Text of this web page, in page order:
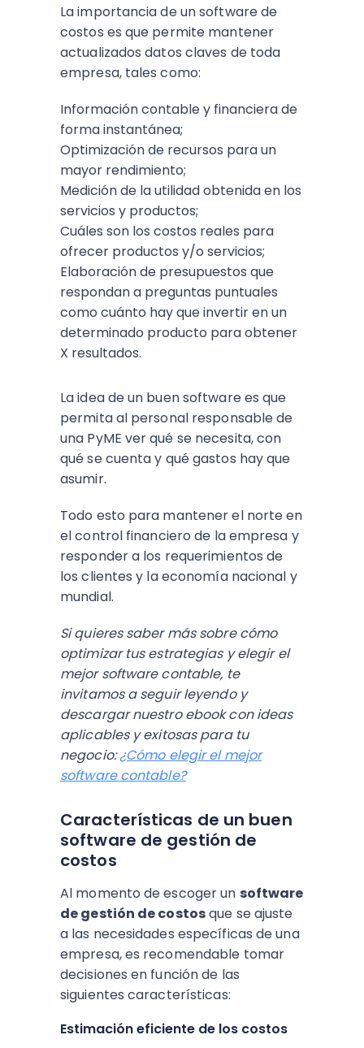
La importancia de un software de
costos es que permite mantener
actualizados datos claves de toda
empresa, tales como:
Información contable y financiera de
forma instantánea;
Optimización de recursos para un
mayor rendimiento;
Medición de la utilidad obtenida en los
servicios y productos;
Cuáles son los costos reales para
ofrecer productos y/o servicios;
Elaboración de presupuestos que
respondan a preguntas puntuales
como cuánto hay que invertir en un
determinado producto para obtener
X resultados.
La idea de un buen software es que
permita al personal responsable de
una PyME ver qué se necesita, con
qué se cuenta y qué gastos hay que
asumir.
Todo esto para mantener el norte en
el control financiero de la empresa y
responder a los requerimientos de
los clientes y la economía nacional y
mundial.
Si quieres saber más sobre cómo
optimizar tus estrategias y elegir el
mejor software contable, te
invitamos a seguir leyendo y
descargar nuestro ebook con ideas
aplicables y exitosas para tu
negocio:¿Cómo elegir el mejor
software contable?
Características de un buen
software de gestión de
costos
Al momento de escoger un software
de gestión de costosque se ajuste
a las necesidades específicas de una
empresa, es recomendable tomar
decisiones en función de las
siguientes características:
Estimación eficiente de los costos